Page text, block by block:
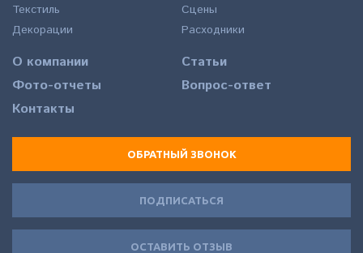
Текстиль
Декорации
Сцены
Расходники
О компании
Статьи
Фото-отчеты
Вопрос-ответ
Контакты
ОБРАТНЫЙ ЗВОНОК
ПОДПИСАТЬСЯ
ОСТАВИТЬ ОТЗЫВ